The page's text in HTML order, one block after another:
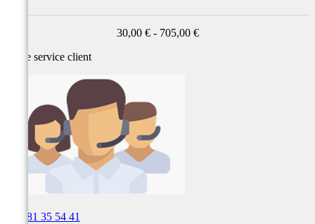
30,00 € - 705,00 €
Notre service client
03 81 35 54 41